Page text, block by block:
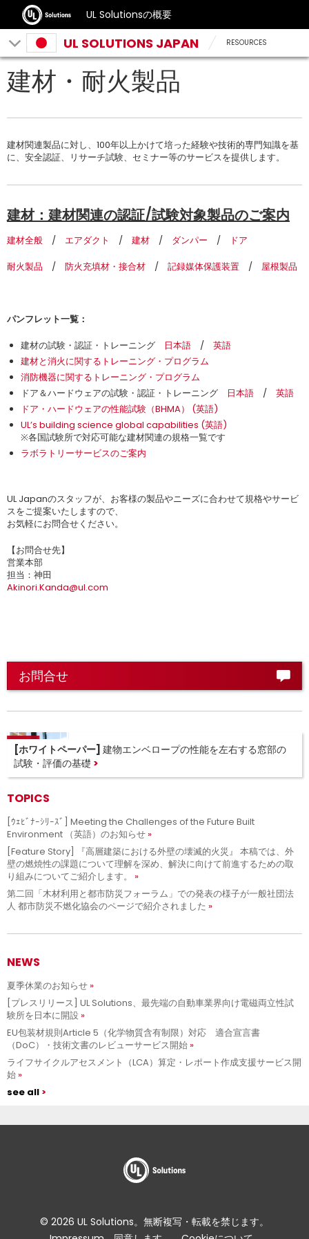
UL Solutionsの概要
UL SOLUTIONS JAPAN RESOURCES
建材・耐火製品
建材関連製品に対し、100年以上かけて培った経験や技術的専門知識を基
に、安全認証、リサーチ試験、セミナー等のサービスを提供します。
建材：建材関連の認証/試験対象製品のご案内
建材全般 / エアダクト / 建材 / ダンパー /
ドア
耐火製品 / 防火充填材・接合材 / 記録媒体保護装置 / 屋根製品
パンフレット一覧：
建材の試験・認証・トレーニング
日本語 / 英語
建材と消火に関するトレーニング・プログラム
消防機器に関するトレーニング・プログラム
ドア＆ハードウェアの試験・認証・トレーニング
日本語 / 英語
ドア・ハードウェアの性能試験（BHMA） (英語)
UL’s building science global capabilities (英語)
※各国試験所で対応可能な建材関連の規格一覧です
ラボラトリーサービスのご案内
UL Japanのスタッフが、お客様の製品やニーズに合わせて規格やサービ
スをご提案いたしますので、
お気軽にお問合せください。
【お問合せ先】
営業本部
担当：神田
Akinori.Kanda@ul.com
お問合せ
[ホワイトペーパー] 建物エンベロープの性能を左右する窓部の
試験・評価の基礎
TOPICS
[ｳｪﾋﾞﾅｰｼﾘｰｽﾞ] Meeting the Challenges of the Future Built
Environment （英語）のお知らせ
[Feature Story] 『高層建築における外壁の壊滅的火災』 本稿では、外
壁の燃焼性の課題について理解を深め、解決に向けて前進するための取
り組みについてご紹介します。
第二回「木材利用と都市防災フォーラム」での発表の様子が一般社団法
人 都市防災不燃化協会のページで紹介されました
NEWS
夏季休業のお知らせ
[プレスリリース] UL Solutions、最先端の自動車業界向け電磁両立性試
験所を日本に開設
EU包装材規則Article 5（化学物質含有制限）対応 適合宣言書
（DoC）・技術文書のレビューサービス開始
ライフサイクルアセスメント（LCA）算定・レポート作成支援サービス開
始
see all
© 2026 UL Solutions。無断複写・転載を禁じます。